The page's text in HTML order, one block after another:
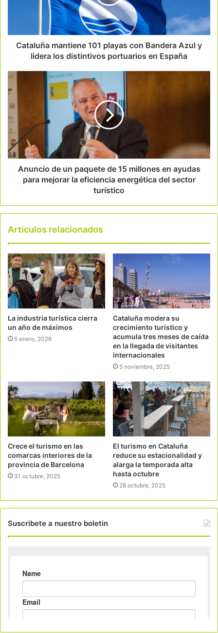
Cataluña mantiene 101 playas con Bandera Azul y
lidera los distintivos portuarios en España
Anuncio de un paquete de 15 millones en ayudas
para mejorar la eficiencia energética del sector
turístico
Articulos relacionados
La industria turística cierra
un año de máximos
5 enero, 2026
Cataluña modera su
crecimiento turístico y
acumula tres meses de caída
en la llegada de visitantes
internacionales
5 noviembre, 2025
Crece el turismo en las
comarcas interiores de la
provincia de Barcelona
31 octubre, 2025
El turismo en Cataluña
reduce su estacionalidad y
alarga la temporada alta
hasta octubre
28 octubre, 2025
Suscribete a nuestro boletin